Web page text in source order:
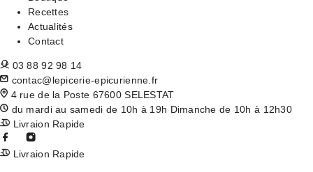
Recettes
Actualités
Contact
03 88 92 98 14
contac@lepicerie-epicurienne.fr
4 rue de la Poste 67600 SELESTAT
du mardi au samedi de 10h à 19h Dimanche de 10h à 12h30
Livraion Rapide
Livraion Rapide